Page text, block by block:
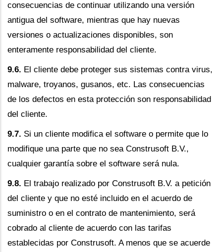
consecuencias de continuar utilizando una versión
antigua del software, mientras que hay nuevas
versiones o actualizaciones disponibles, son
enteramente responsabilidad del cliente.
9.6. El cliente debe proteger sus sistemas contra virus,
malware, troyanos, gusanos, etc. Las consecuencias
de los defectos en esta protección son responsabilidad
del cliente.
9.7. Si un cliente modifica el software o permite que lo
modifique una parte que no sea Construsoft B.V.,
cualquier garantía sobre el software será nula.
9.8. El trabajo realizado por Construsoft B.V. a petición
del cliente y que no esté incluido en el acuerdo de
suministro o en el contrato de mantenimiento, será
cobrado al cliente de acuerdo con las tarifas
establecidas por Construsoft. A menos que se acuerde